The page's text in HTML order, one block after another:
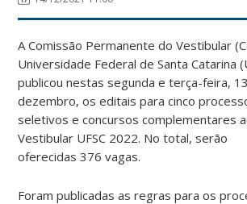
A Comissão Permanente do Vestibular
Universidade Federal de Santa Catarina
publicou nestas segunda e terça-feira,
dezembro, os editais para cinco
seletivos e concursos complementares
Vestibular UFSC 2022. No total, serão
oferecidas 376 vagas.
Foram publicadas as regras para os